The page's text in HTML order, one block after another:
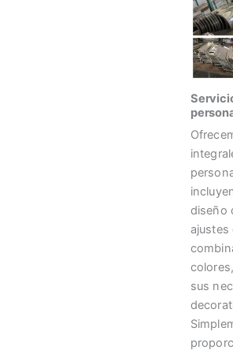
diseño
ajustes
sus